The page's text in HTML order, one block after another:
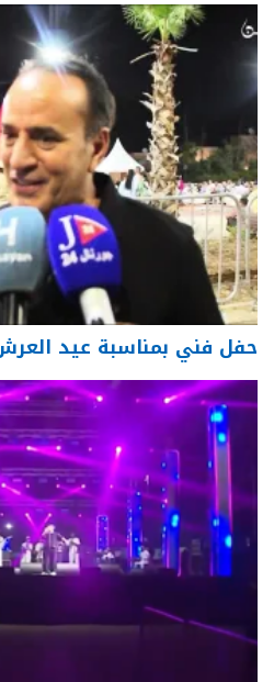
حفل فني بمناسبة عيد